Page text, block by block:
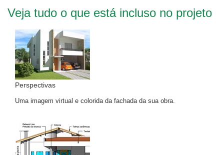
Veja tudo o que está incluso no projeto
Perspectivas
Uma imagem virtual e colorida da fachada da sua obra.